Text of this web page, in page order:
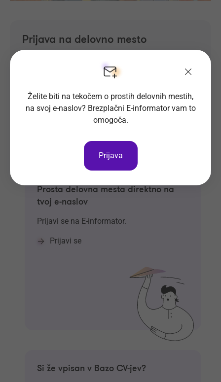
Prijava na delovno mesto
Prosta delovna mesta direktno na
tvoj e-naslov
Prijavi se na E-informator.
Prijavi se
Si že vpisan v Bazo CV-jev?
Želite biti na tekočem o prostih delovnih mestih,
na svoj e-naslov? Brezplačni E-informator vam to
omogoča.
Prijava